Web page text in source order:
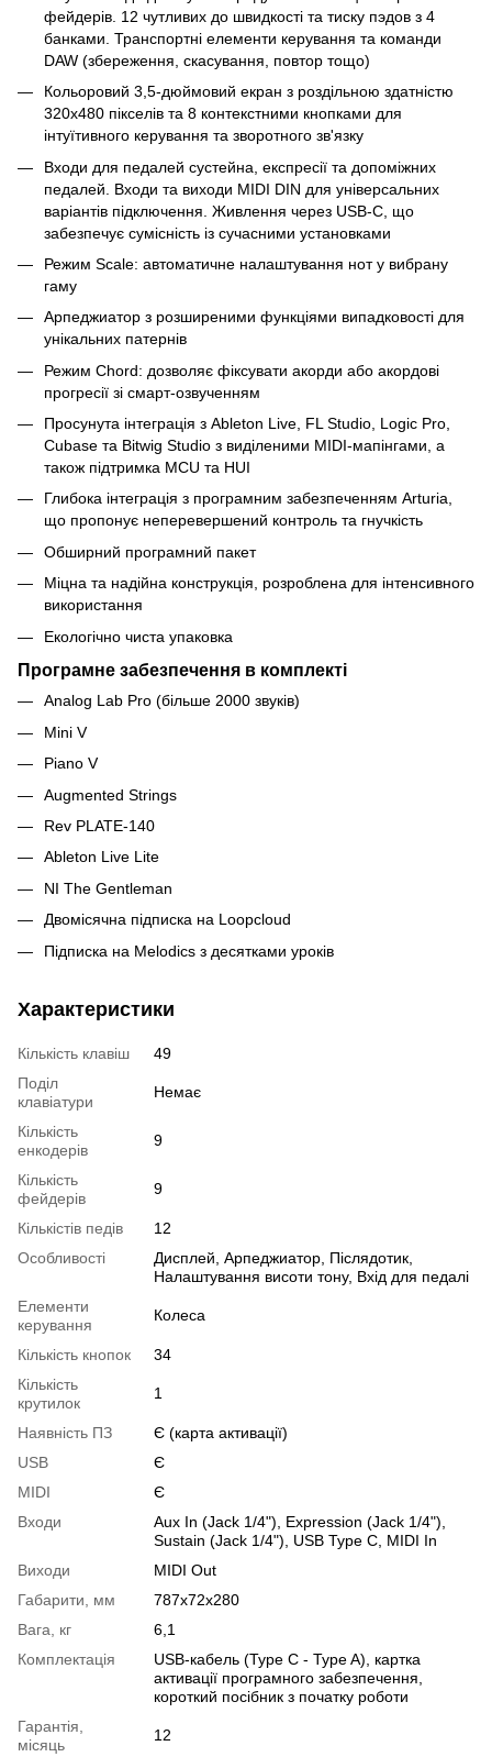
фейдерів. 12 чутливих до швидкості та тиску пэдов з 4
банками. Транспортні елементи керування та команди
DAW (збереження, скасування, повтор тощо)
Кольоровий 3,5-дюймовий екран з роздільною здатністю
320x480 пікселів та 8 контекстними кнопками для
інтуїтивного керування та зворотного зв'язку
Входи для педалей сустейна, експресії та допоміжних
педалей. Входи та виходи MIDI DIN для універсальних
варіантів підключення. Живлення через USB-C, що
забезпечує сумісність із сучасними установками
Режим Scale: автоматичне налаштування нот у вибрану
гаму
Арпеджиатор з розширеними функціями випадковості для
унікальних патернів
Режим Chord: дозволяє фіксувати акорди або акордові
прогресії зі смарт-озвученням
Просунута інтеграція з Ableton Live, FL Studio, Logic Pro,
Cubase та Bitwig Studio з виділеними MIDI-мапінгами, а
також підтримка MCU та HUI
Глибока інтеграція з програмним забезпеченням Arturia,
що пропонує неперевершений контроль та гнучкість
Обширний програмний пакет
Міцна та надійна конструкція, розроблена для інтенсивного
використання
Екологічно чиста упаковка
Програмне забезпечення в комплекті
Analog Lab Pro (більше 2000 звуків)
Mini V
Piano V
Augmented Strings
Rev PLATE-140
Ableton Live Lite
NI The Gentleman
Двомісячна підписка на Loopcloud
Підписка на Melodics з десятками уроків
Характеристики
Кількість клавіш
49
Поділ
клавіатури
Немає
Кількість
енкодерів
9
Кількість
фейдерів
9
Кількістів педів
12
Особливості
Дисплей, Арпеджиатор, Післядотик,
Налаштування висоти тону, Вхід для педалі
Елементи
керування
Колеса
Кількість кнопок
34
Кількість
крутилок
1
Наявність ПЗ
Є (карта активації)
USB
Є
MIDI
Є
Входи
Aux In (Jack 1/4"), Expression (Jack 1/4"),
Sustain (Jack 1/4"), USB Type C, MIDI In
Виходи
MIDI Out
Габарити, мм
787x72x280
Вага, кг
6,1
Комплектація
USB-кабель (Type C - Type A), картка
активації програмного забезпечення,
короткий посібник з початку роботи
Гарантія,
місяць
12